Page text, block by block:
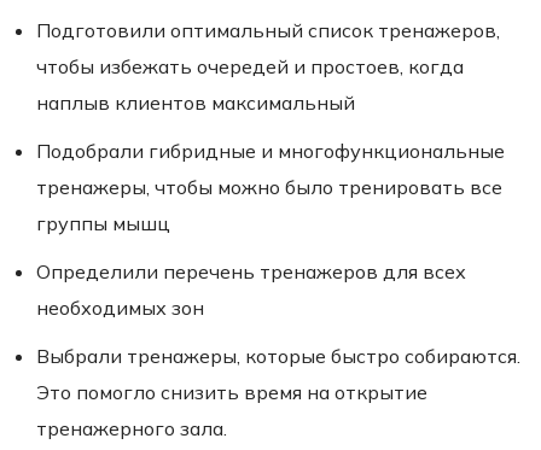
Подготовили оптимальный список тренажеров,
чтобы избежать очередей и простоев, когда
наплыв клиентов максимальный
Подобрали гибридные и многофункциональные
тренажеры, чтобы можно было тренировать все
группы мышц
Определили перечень тренажеров для всех
необходимых зон
Выбрали тренажеры, которые быстро собираются.
Это помогло снизить время на открытие
тренажерного зала.